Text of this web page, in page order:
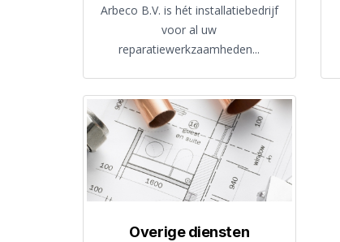
Arbeco B.V. is hét installatiebedrijf
voor al uw
reparatiewerkzaamheden...
Overige diensten